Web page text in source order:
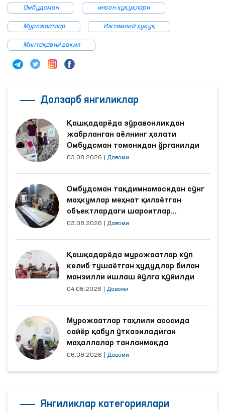
Омбудсман инсон ҳуқуқлари
Мурожаатлар Ижтимоий ҳуқуқ
Минтақавий вакил
Долзарб янгиликлар
Қашқадарёда зўравонликдан
жабрланган аёлнинг ҳолати
Омбудсман томонидан ўрганилди
03.08.2026 Давоми
Омбудсман тақдимномасидан сўнг
маҳкумлар меҳнат қилаётган
объектлардаги шароитлар
яхшиланди
03.08.2026 Давоми
Қашқадарёда мурожаатлар кўп
келиб тушаётган ҳудудлар билан
манзилли ишлаш йўлга қўйилди
04.08.2026 Давоми
Мурожаатлар таҳлили асосида
сайёр қабул ўтказиладиган
маҳаллалар танланмоқда
06.08.2026 Давоми
Янгиликлар категориялари